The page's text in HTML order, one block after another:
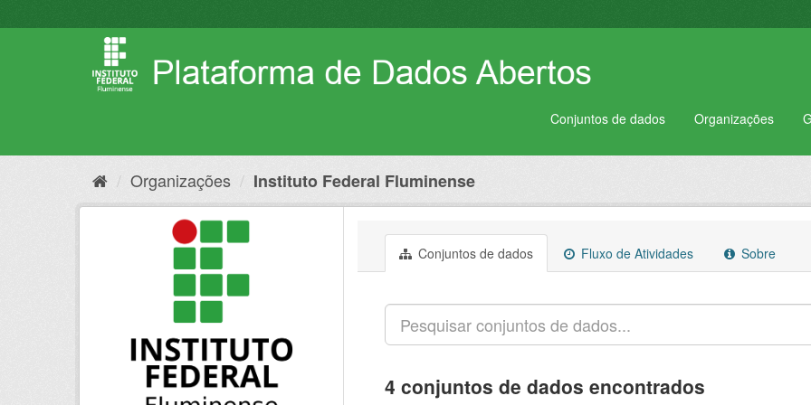
para
Conjuntos de dados Organizações
Organizações Instituto Federal Fluminense
Conjuntos de dados Fluxo de Atividades Sobre
4 conjuntos de dados encontrados